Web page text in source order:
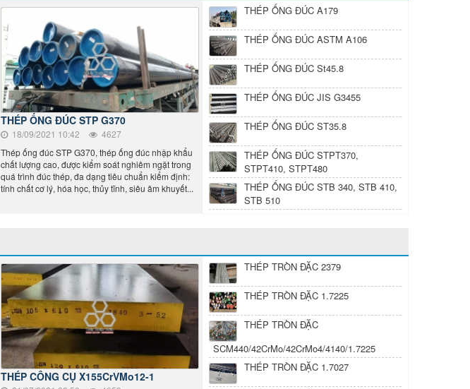
THÉP ỐNG ĐÚC STP G370
18/09/2021 10:42
4627
Thép ống đúc STP G370, thép ống đúc nhập khẩu
chất lượng cao, được kiểm soát nghiêm ngặt trong
quá trình đúc thép, đa dạng tiêu chuẩn kiểm định:
tính chất cơ lý, hóa học, thủy tĩnh, siêu âm khuyết...
THÉP ỐNG ĐÚC A179
THÉP ỐNG ĐÚC ASTM A106
THÉP ỐNG ĐÚC St45.8
THÉP ỐNG ĐÚC JIS G3455
THÉP ỐNG ĐÚC ST35.8
THÉP ỐNG ĐÚC STPT370,
STPT410, STPT480
THÉP ỐNG ĐÚC STB 340, STB 410,
STB 510
THÉP CÔNG CỤ X155CrVMo12-1
THÉP TRÒN ĐẶC 2379
THÉP TRÒN ĐẶC 1.7225
THÉP TRÒN ĐẶC
SCM440/42CrMo/42CrMo4/4140/1.7225
THÉP TRÒN ĐẶC 1.7027